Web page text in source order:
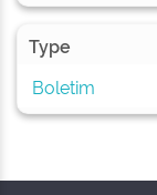
Type
Boletim